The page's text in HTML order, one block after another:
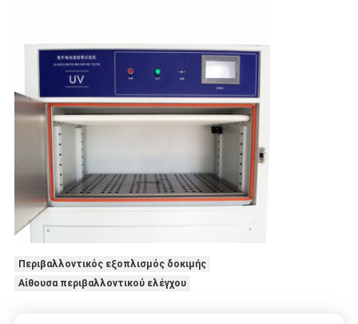
Περιβαλλοντικός εξοπλισμός δοκιμής
Αίθουσα περιβαλλοντικού ελέγχου